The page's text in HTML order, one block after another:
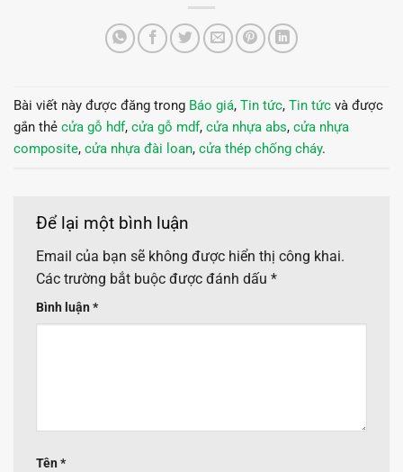
Bài viết này được đăng trong Báo giá, Tin tức, Tin tức và được
gắn thẻ cửa gỗ hdf, cửa gỗ mdf, cửa nhựa abs, cửa nhựa
composite, cửa nhựa đài loan, cửa thép chống cháy.
Để lại một bình luận
Email của bạn sẽ không được hiển thị công khai.
Các trường bắt buộc được đánh dấu *
Bình luận *
Tên *